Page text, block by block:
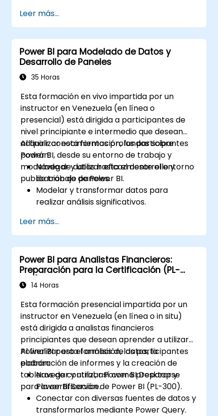
Leer más...
Power BI para Modelado de Datos y
Desarrollo de Paneles
35 Horas
Esta formación en vivo impartida por un
instructor en Venezuela (en línea o
presencial) está dirigida a participantes de
nivel principiante e intermedio que desean
adquirir conocimientos profundos sobre
Power BI, desde su entorno de trabajo y
modelado de datos hasta el desarrollo y
publicación de paneles.
Al finalizar esta formación, los participantes
podrán:
Navegar y utilizar eficazmente el entorno
de trabajo de Power BI.
Modelar y transformar datos para
realizar análisis significativos.
para mejorar los cálculos de datos.
Crear y personalizar paneles e informes
interactivos.
Publicar, compartir y exportar informes
para uso organizacional.
Leer más...
Power BI para Analistas Financieros:
Preparación para la Certificación (PL-
300)14 Horas
Esta formación presencial impartida por un
instructor en Venezuela (en línea o in situ)
está dirigida a analistas financieros
principiantes que desean aprender a utilizar
Power BI para el análisis de datos, la
elaboración de informes y la creación de
tableros de control, así como prepararse
para la certificación de Power BI (PL-300).
Al finalizar esta formación, los participantes
podrán:
Navegar y utilizar Power BI Desktop y
Power BI Service.
Conectar con diversas fuentes de datos y
transformarlos mediante Power Query.